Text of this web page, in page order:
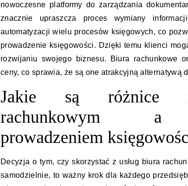
nowoczesne platformy do zarządzania
znacznie upraszcza proces wymiany
automatyzacji wielu procesów księgowych, co
prowadzenie księgowości. Dzięki temu klienci
rozwijaniu swojego biznesu. Biura rachunkowe
ceny, co sprawia, że są one atrakcyjną alternatywą
Jakie są różnice
rachunkowym a
prowadzeniem
Decyzja o tym, czy skorzystać z usług biura
samodzielnie, to ważny krok dla każdego